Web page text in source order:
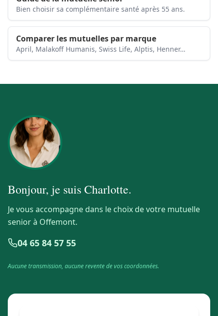
Bien choisir sa complémentaire santé après 55 ans.
Comparer les mutuelles par marque
April, Malakoff Humanis, Swiss Life, Alptis, Henner…
Bonjour, je suisCharlotte.
Je vous accompagne dans le choix de votre mutuelle
senior à Offemont.
04 65 84 57 55
Aucune transmission, aucune revente de vos coordonnées.